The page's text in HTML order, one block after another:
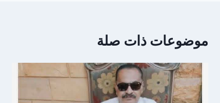
موضوعات ذات صلة